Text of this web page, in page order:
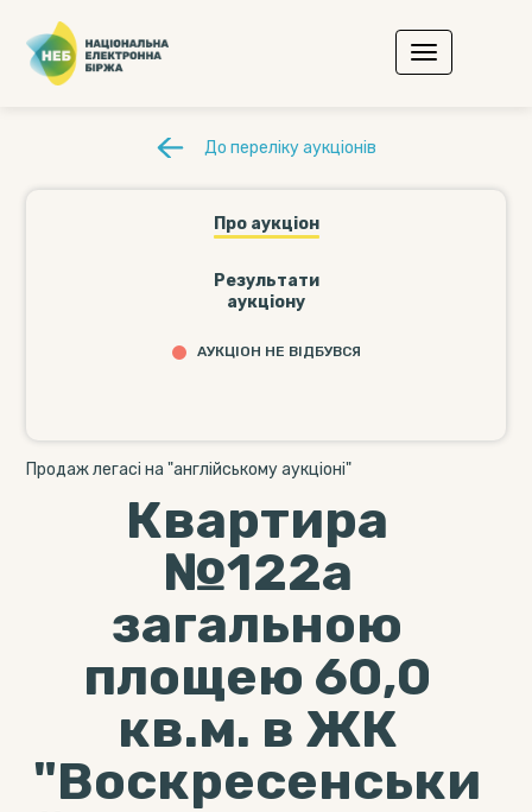
До переліку аукціонів
Про аукціон
Результати
аукціону
АУКЦІОН НЕ ВІДБУВСЯ
Продаж легасі на "англійському аукціоні"
Квартира
№122а
загальною
площею 60,0
кв.м. в ЖК
"Воскресенськи